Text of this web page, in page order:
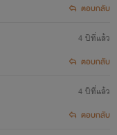
ตอบกลับ
4 ปีที่แล้ว
ตอบกลับ
4 ปีที่แล้ว
ตอบกลับ